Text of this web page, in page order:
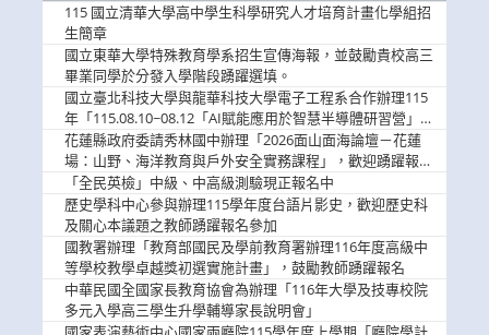
115 國立清華大學高中學生科學研究人才培育計畫化學組招
生簡章
國立東華大學特殊教育學系招生宣傳海報，並鼓勵貴校高三
畢業同學於分發入學階段踴躍選填。
國立臺北科技大學與龍華科技大學電子工程系合作辦理115
年「115.08.10~08.12「AI賦能應用於智慧半導體研習營」，
歡迎學生踴躍報名參加
花蓮縣政府委請秀林國中辦理「2026面山面海論壇－花蓮
場：山野、海洋教育與戶外安全實務課程」，歡迎踴躍報名
參加
「全民英檢」中級、中高級測驗現正報名中
歷史學科中心參與辦理115學年度台語片影史，歡迎歷史科
及關心本議題之教師踴躍報名參加
國教署辦理「教育部國民及學前教育署辦理116年度高級中
等學校教學卓越獎初選實施計畫」，鼓勵教師踴躍報名
中華民國全國家長教育協會為辦理「116年大學及技專校院
多元入學高三學生升學輔導家長說明會」